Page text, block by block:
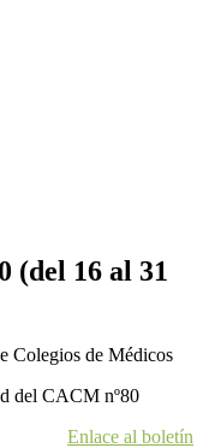
(del 16 al 31
Colegios de Médicos
del CACM nº80
Enlace al boletín